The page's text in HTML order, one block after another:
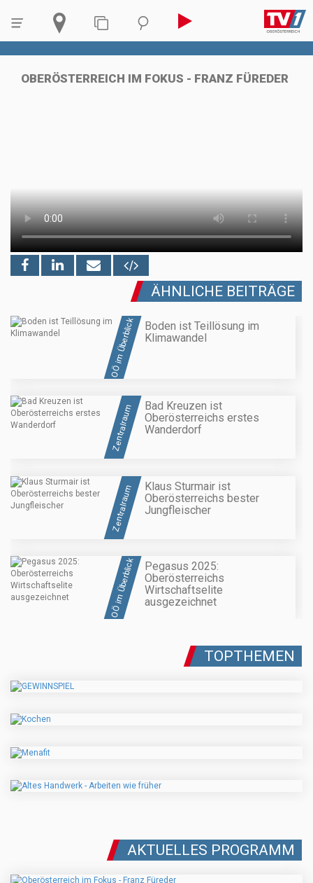
OBERÖSTERREICH IM FOKUS - FRANZ FÜREDER
ÄHNLICHE BEITRÄGE
OÖ im Überblick
Boden ist Teillösung im
Klimawandel
Zentralraum
Bad Kreuzen ist
Oberösterreichs erstes
Wanderdorf
Zentralraum
Klaus Sturmair ist
Oberösterreichs bester
Jungfleischer
OÖ im Überblick
Pegasus 2025:
Oberösterreichs
Wirtschaftselite
ausgezeichnet
TOPTHEMEN
AKTUELLES PROGRAMM